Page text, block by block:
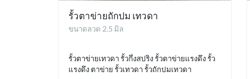
รั้วตาข่ายถักปม เทวดา
ขนาดลวด 2.5 มิล
รั้วตาข่ายเทวดา รั้วกึ่งสปริง รั้วตาข่ายแรงดึง รั้ว
แรงดึง ตาข่าย รั้วเทวดา รั้วถักปมเทวดา